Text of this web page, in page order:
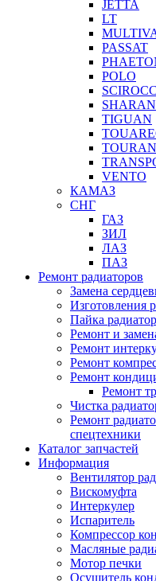
JETTA
LT
PASSAT
POLO
SHARAN
TIGUAN
TOURAN
VENTO
КАМАЗ
СНГ
ГАЗ
ЗИЛ
ЛАЗ
ПАЗ
Ремонт радиаторов
Замена
Изготовления
Пайка
Ремонт и
Ремонт
Ремонт
Ремонт
Ремонт
Чистка
Ремонт
спецтехники
Каталог запчастей
Информация
Вентилятор
Вискомуфта
Интеркулер
Испаритель
Компрессор
Масляные
Мотор печки
Осушитель